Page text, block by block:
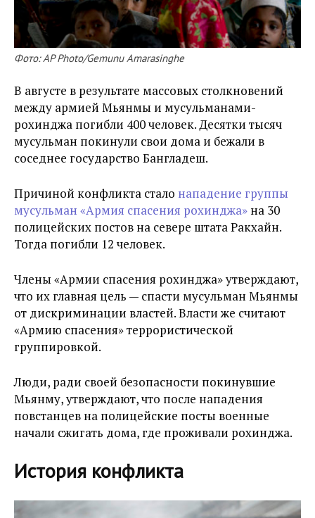
Фото: AP Photo/Gemunu Amarasinghe
В августе в результате массовых столкновений
между армией Мьянмы и мусульманами-
рохинджа погибли 400 человек. Десятки тысяч
мусульман покинули свои дома и бежали в
соседнее государство Бангладеш.
Причиной конфликта стало нападение группы
мусульман «Армия спасения рохинджа» на 30
полицейских постов на севере штата Ракхайн.
Тогда погибли 12 человек.
Члены «Армии спасения рохинджа» утверждают,
что их главная цель — спасти мусульман Мьянмы
от дискриминации властей. Власти же считают
«Армию спасения» террористической
группировкой.
Люди, ради своей безопасности покинувшие
Мьянму, утверждают, что после нападения
повстанцев на полицейские посты военные
начали сжигать дома, где проживали рохинджа.
История конфликта